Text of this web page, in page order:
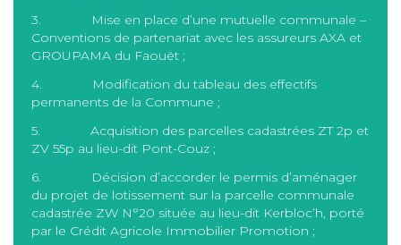
3. Mise en place d’une mutuelle communale –
Conventions de partenariat avec les assureurs AXA et
GROUPAMA du Faouët ;
4. Modification du tableau des effectifs
permanents de la Commune ;
5. Acquisition des parcelles cadastrées ZT 2p et
ZV 55p au lieu-dit Pont-Couz ;
6. Décision d’accorder le permis d’aménager
du projet de lotissement sur la parcelle communale
cadastrée ZW N°20 située au lieu-dit Kerbloc’h, porté
par le Crédit Agricole Immobilier Promotion ;